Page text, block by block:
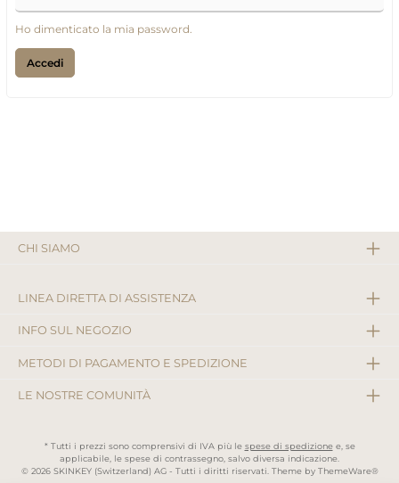
Ho dimenticato la mia password.
Accedi
CHI SIAMO
LINEA DIRETTA DI ASSISTENZA
INFO SUL NEGOZIO
METODI DI PAGAMENTO E SPEDIZIONE
LE NOSTRE COMUNITÀ
* Tutti i prezzi sono comprensivi di IVA più le spese di spedizionee, se
applicabile, le spese di contrassegno, salvo diversa indicazione.
© 2026 SKINKEY (Switzerland) AG - Tutti i diritti riservati. Theme by ThemeWare®